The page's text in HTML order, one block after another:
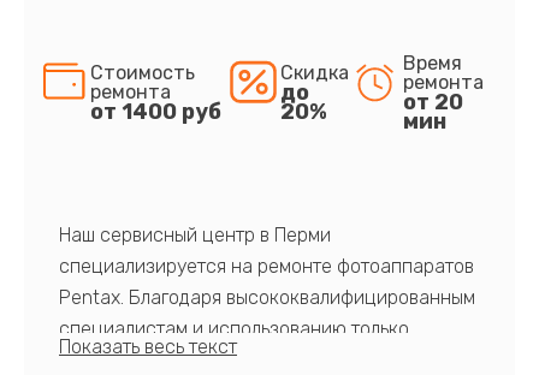
Стоимость
ремонта
от 1400 руб
Скидка
до
20%
Время
ремонта
от 20
мин
Наш сервисный центр в Перми
специализируется на ремонте фотоаппаратов
Pentax. Благодаря высококвалифицированным
специалистам и использованию только
оригинальных комплектующих, мы гарантируем